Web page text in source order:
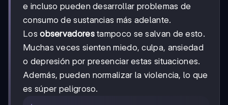
e incluso pueden desarrollar problemas de
consumo de sustancias más adelante.
Losobservadorestampoco se salvan de esto.
Muchas veces sienten miedo, culpa, ansiedad
o depresión por presenciar estas situaciones.
Además, pueden normalizar la violencia, lo que
es súper peligroso.